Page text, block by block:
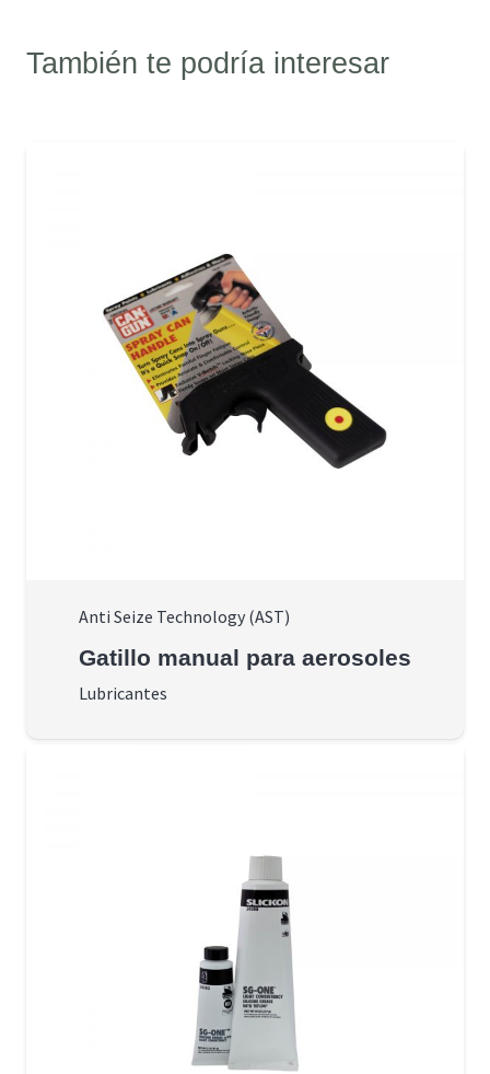
También te podría interesar
Anti Seize Technology (AST)
Gatillo manual para aerosoles
Lubricantes